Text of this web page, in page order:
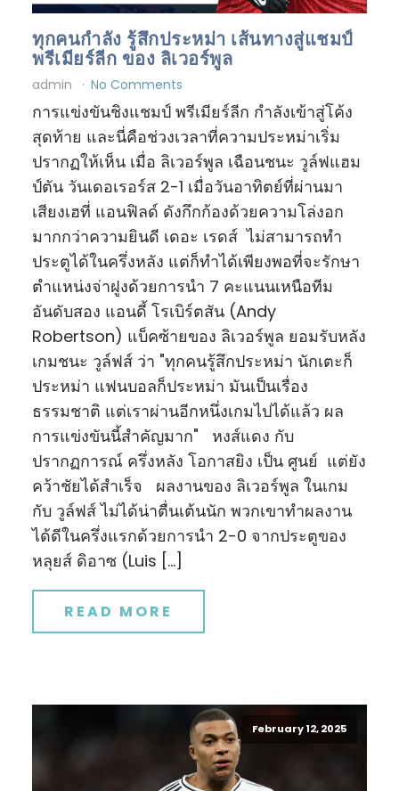
ทุกคนกำลัง รู้สึกประหม่า เส้นทางสู่แชมป์
พรีเมียร์ลีก ของ ลิเวอร์พูล
admin No Comments
การแข่งขันชิงแชมป์ พรีเมียร์ลีก กำลังเข้าสู่โค้ง
สุดท้าย และนี่คือช่วงเวลาที่ความประหม่าเริ่ม
ปรากฏให้เห็น เมื่อ ลิเวอร์พูล เฉือนชนะ วูล์ฟแฮม
ป์ตัน วันเดอเรอร์ส 2-1 เมื่อวันอาทิตย์ที่ผ่านมา
เสียงเฮที่ แอนฟิลด์ ดังกึกก้องด้วยความโล่งอก
มากกว่าความยินดี เดอะ เรดส์ ไม่สามารถทำ
ประตูได้ในครึ่งหลัง แต่ก็ทำได้เพียงพอที่จะรักษา
ตำแหน่งจ่าฝูงด้วยการนำ 7 คะแนนเหนือทีม
อันดับสอง แอนดี้ โรเบิร์ตสัน (Andy
Robertson) แบ็คซ้ายของ ลิเวอร์พูล ยอมรับหลัง
เกมชนะ วูล์ฟส์ ว่า "ทุกคนรู้สึกประหม่า นักเตะก็
ประหม่า แฟนบอลก็ประหม่า มันเป็นเรื่อง
ธรรมชาติ แต่เราผ่านอีกหนึ่งเกมไปได้แล้ว ผล
การแข่งขันนี้สำคัญมาก" หงส์แดง กับ
ปรากฏการณ์ ครึ่งหลัง โอกาสยิง เป็น ศูนย์ แต่ยัง
คว้าชัยได้สำเร็จ ผลงานของ ลิเวอร์พูล ในเกม
กับ วูล์ฟส์ ไม่ได้น่าตื่นเต้นนัก พวกเขาทำผลงาน
ได้ดีในครึ่งแรกด้วยการนำ 2-0 จากประตูของ
หลุยส์ ดิอาซ (Luis […]
READ MORE
February 12, 2025